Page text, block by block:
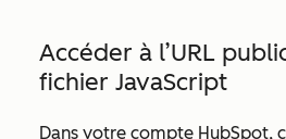
Accéder à l’URL
fichier JavaScript
Dans votre compte HubSpot,